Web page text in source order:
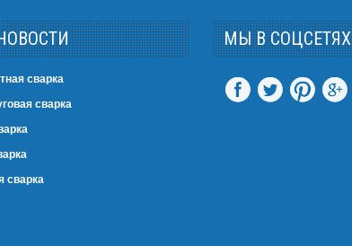
сварка
сварка
сварка
МЫ В СОЦСЕТЯХ